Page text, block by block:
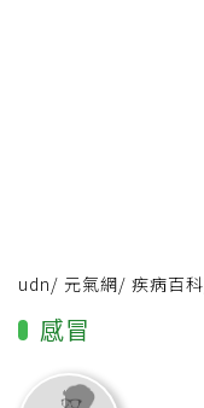
udn/ 元氣網/ 疾病百科
感冒